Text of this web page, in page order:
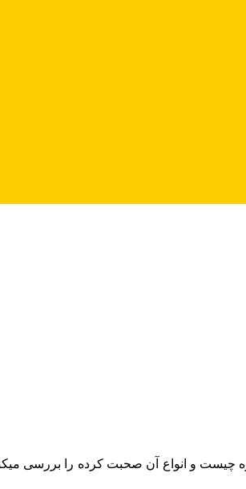
چیست و انواع آن صحبت کرده را بررسی